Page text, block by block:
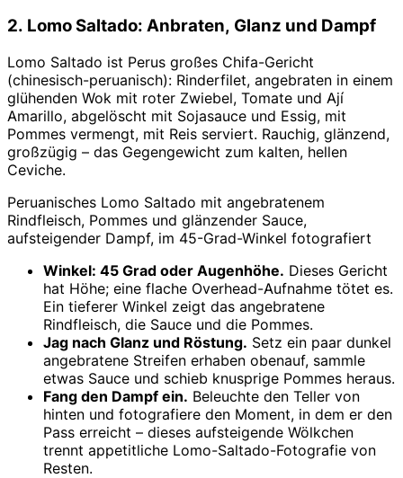
2. Lomo Saltado: Anbraten, Glanz und Dampf
Lomo Saltado ist Perus großes Chifa-Gericht
(chinesisch-peruanisch): Rinderfilet, angebraten in einem
glühenden Wok mit roter Zwiebel, Tomate und Ají
Amarillo, abgelöscht mit Sojasauce und Essig, mit
Pommes vermengt, mit Reis serviert. Rauchig, glänzend,
großzügig – das Gegengewicht zum kalten, hellen
Ceviche.
Peruanisches Lomo Saltado mit angebratenem
Rindfleisch, Pommes und glänzender Sauce,
aufsteigender Dampf, im 45-Grad-Winkel fotografiert
Winkel: 45 Grad oder Augenhöhe. Dieses Gericht
hat Höhe; eine flache Overhead-Aufnahme tötet es.
Ein tieferer Winkel zeigt das angebratene
Rindfleisch, die Sauce und die Pommes.
Jag nach Glanz und Röstung. Setz ein paar dunkel
angebratene Streifen erhaben obenauf, sammle
etwas Sauce und schieb knusprige Pommes heraus.
Fang den Dampf ein. Beleuchte den Teller von
hinten und fotografiere den Moment, in dem er den
Pass erreicht – dieses aufsteigende Wölkchen
trennt appetitliche Lomo-Saltado-Fotografie von
Resten.